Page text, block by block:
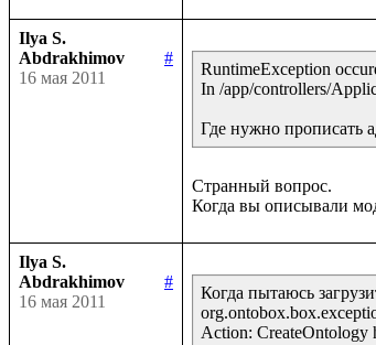
Ilya S.
Abdrakhimov
#
16 мая 2011
RuntimeException
In /app/controllers/
Где нужно прописать
Странный вопрос.
Ilya S.
Abdrakhimov
#
16 мая 2011
Когда пытаюсь
Action: CreateOntology